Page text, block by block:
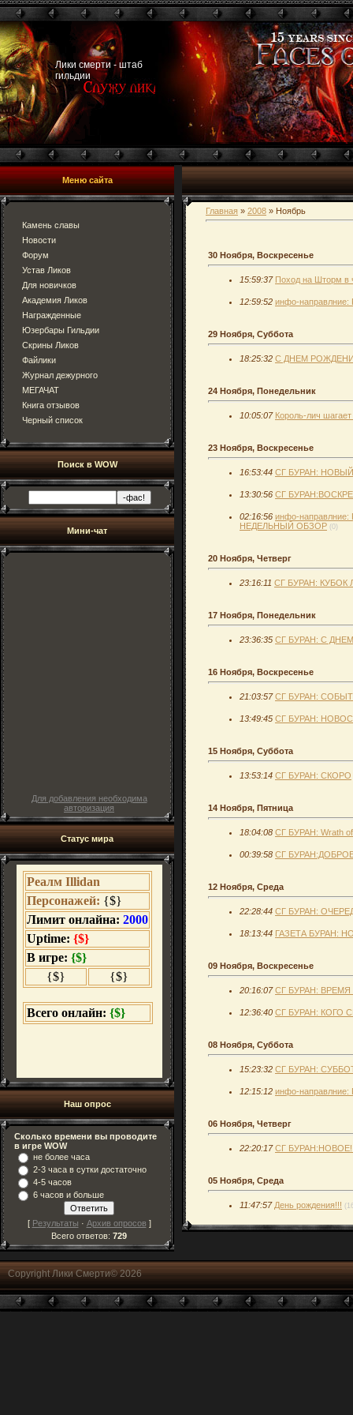
Лики смерти - штаб
гильдии
Меню сайта
Камень славы
Новости
Форум
Устав Ликов
Для новичков
Академия Ликов
Награжденные
Юзербары Гильдии
Скрины Ликов
Файлики
Журнал дежурного
МЕГАЧАТ
Книга отзывов
Черный список
Поиск в WOW
Мини-чат
Для добавления необходима
авторизация
Статус мира
Наш опрос
Сколько времени вы проводите
в игре WOW
не более часа
2-3 часа в сутки достаточно
4-5 часов
6 часов и больше
[ Результаты · Архив опросов ]
Всего ответов: 729
Главная » 2008 » Ноябрь
30 Ноября, Воскресенье
15:59:37 Поход на Шторм в
12:59:52 инфо-направлние:
29 Ноября, Суббота
18:25:32 C ДНЕМ
24 Ноября, Понедельник
10:05:07 Король-лич
23 Ноября, Воскресенье
16:53:44 СГ БУРАН:
13:30:56 СГ
02:16:56 инфо-
НЕДЕЛЬНЫЙ ОБЗОР (0)
20 Ноября, Четверг
23:16:11 СГ БУРАН:
17 Ноября, Понедельник
23:36:35 СГ БУРАН: С
16 Ноября, Воскресенье
21:03:57 СГ БУРАН:
13:49:45 СГ БУРАН:
15 Ноября, Суббота
13:53:14 СГ БУРАН: СКОРО
14 Ноября, Пятница
18:04:08 СГ БУРАН: Wrath
00:39:58 СГ
12 Ноября, Среда
22:28:44 СГ БУРАН:
18:13:44 ГАЗЕТА БУРАН:
09 Ноября, Воскресенье
20:16:07 СГ БУРАН:
12:36:40 СГ БУРАН: КОГО
08 Ноября, Суббота
15:23:32 СГ БУРАН:
12:15:12 инфо-направлние:
06 Ноября, Четверг
22:20:17 СГ
05 Ноября, Среда
11:47:57 День рождения!!!
Copyright Лики Смерти© 2026